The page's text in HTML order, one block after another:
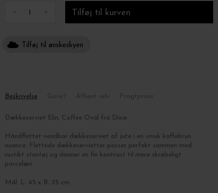
- +
Tilføj til ønskeskyen
Beskrivelse
Dækkeserviet Elin, Coffee Oval fra Dixie
Håndflettet vendbar dækkeserviet af jute i en smuk kaffebrun
nuance. Flettede dækkeservietter passer perfekt sammen med
rustikt stentøj og danner en fin kontrast til mere skrøbeligt
porcelæn.
Mål: L: 45 x B: 35 cm.